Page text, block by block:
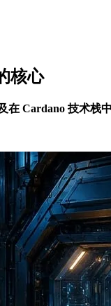
核心
Cardano 技术栈中